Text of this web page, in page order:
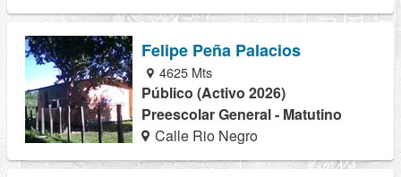
Felipe Peña Palacios
4625 Mts
Público (Activo 2026)
Preescolar General - Matutino
Calle Rio Negro